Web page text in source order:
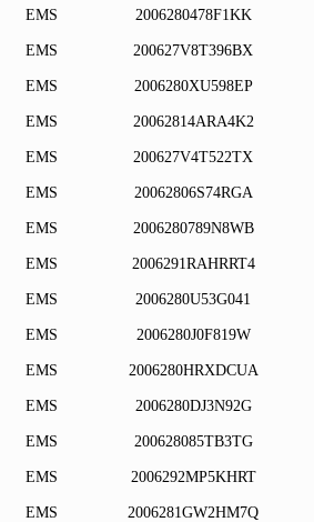
EMS 2006280478F1KK
EMS 200627V8T396BX
EMS 2006280XU598EP
EMS 20062814ARA4K2
EMS 200627V4T522TX
EMS 20062806S74RGA
EMS 2006280789N8WB
EMS 2006291RAHRRT4
EMS 2006280U53G041
EMS 2006280J0F819W
EMS 2006280HRXDCUA
EMS 2006280DJ3N92G
EMS 200628085TB3TG
EMS 2006292MP5KHRT
EMS 2006281GW2HM7Q